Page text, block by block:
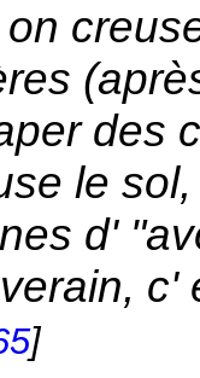
on
des
le
d'
c'
]